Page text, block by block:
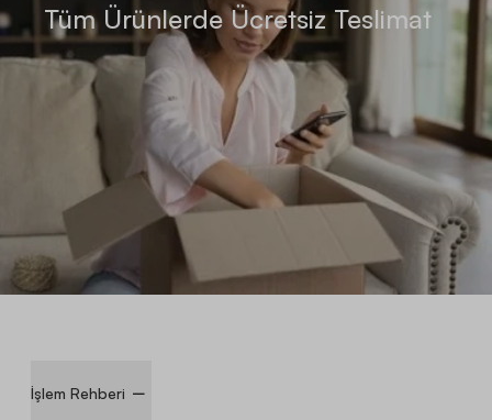
Tüm Ürünlerde Ücretsiz Teslimat
İşlem Rehberi